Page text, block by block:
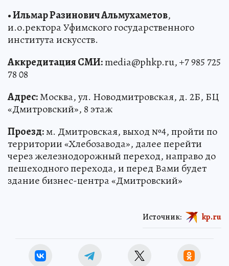
• Ильмар Разинович Альмухаметов,
и.о.ректора Уфимского государственного
института искусств.
Аккредитация СМИ:media@phkp.ru, +7 985 725
78 08
Адрес:Москва, ул. Новодмитровская, д. 2Б, БЦ
«Дмитровский», 8 этаж
Проезд:м. Дмитровская, выход №4, пройти по
территории «Хлебозавода», далее перейти
через железнодорожный переход, направо до
пешеходного перехода, и перед Вами будет
здание бизнес-центра «Дмитровский»
Источник: kp.ru